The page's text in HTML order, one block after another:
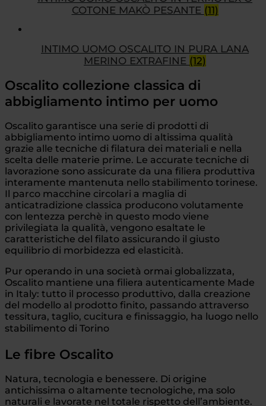
COTONE MAKÒ PESANTE (11)
INTIMO UOMO OSCALITO IN PURA LANA
MERINO EXTRAFINE (12)
Oscalito collezione classica di
abbigliamento intimo per uomo
Oscalito garantisce una serie di prodotti di
abbigliamento intimo uomo di altissima qualità
grazie alle tecniche di filatura dei materiali e nella
scelta delle materie prime. Le accurate tecniche di
lavorazione sono assicurate da una filiera produttiva
interamente mantenuta nello stabilimento torinese.
Il parco macchine circolari a maglia di
anticatradizione classica producono volutamente
con lentezza perchè in questo modo viene
privilegiata la qualità, vengono esaltate le
caratteristiche del filato assicurando il giusto
equilibrio di morbidezza ed elasticità.
Pur operando in una società ormai globalizzata,
Oscalito mantiene una filiera autenticamente Made
in Italy: tutto il processo produttivo, dalla creazione
del modello al prodotto finito, passando attraverso
tessitura, taglio, cucitura e finissaggio, ha luogo nello
stabilimento di Torino
Le fibre Oscalito
Natura, tecnologia e benessere. Di origine
antichissima o altamente tecnologiche, ma solo
naturali e lavorate nel totale rispetto dell’ambiente.